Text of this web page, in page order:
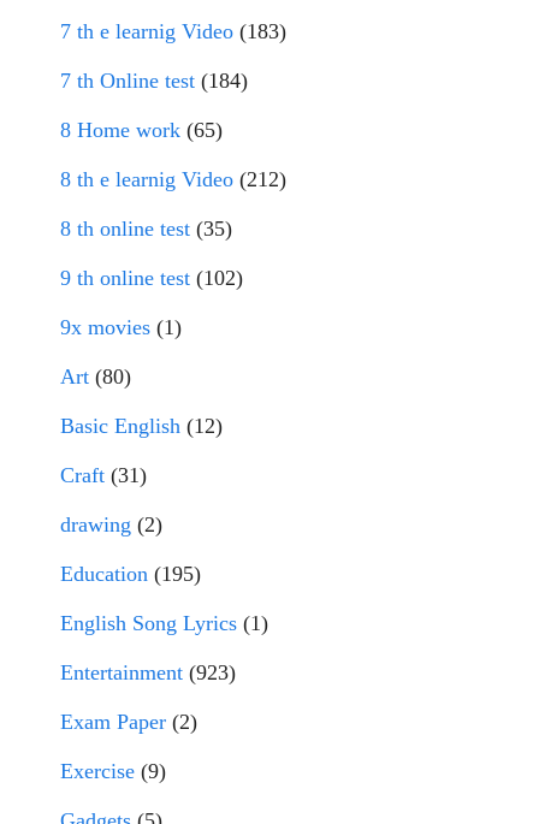
7 th e learnig Video (183)
7 th Online test (184)
8 Home work (65)
8 th e learnig Video (212)
8 th online test (35)
9 th online test (102)
9x movies (1)
Art (80)
Basic English (12)
Craft (31)
drawing (2)
Education (195)
English Song Lyrics (1)
Entertainment (923)
Exam Paper (2)
Exercise (9)